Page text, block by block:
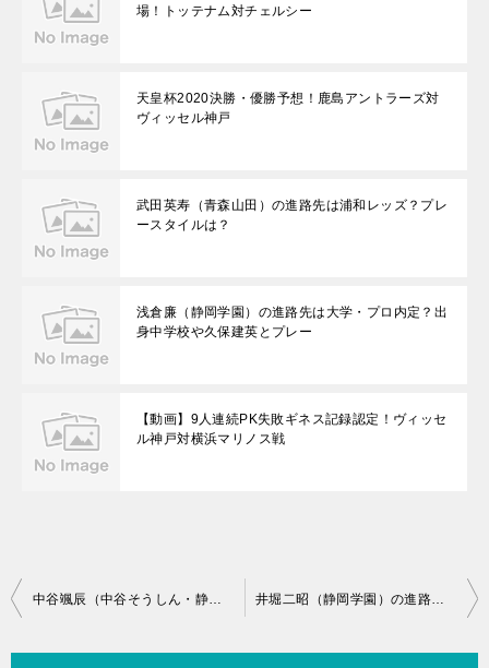
場！トッテナム対チェルシー
天皇杯2020決勝・優勝予想！鹿島アントラーズ対
ヴィッセル神戸
武田英寿（青森山田）の進路先は浦和レッズ？プレ
ースタイルは？
浅倉廉（静岡学園）の進路先は大学・プロ内定？出
身中学校や久保建英とプレー
【動画】9人連続PK失敗ギネス記録認定！ヴィッセ
ル神戸対横浜マリノス戦
投
中谷颯辰（中谷そうしん・静岡学園）の進路先はプロ内定？出身中学校や身長・体重 井堀二昭（静岡学園）の進路先は東海学園大学、出身中学校や身長・体重